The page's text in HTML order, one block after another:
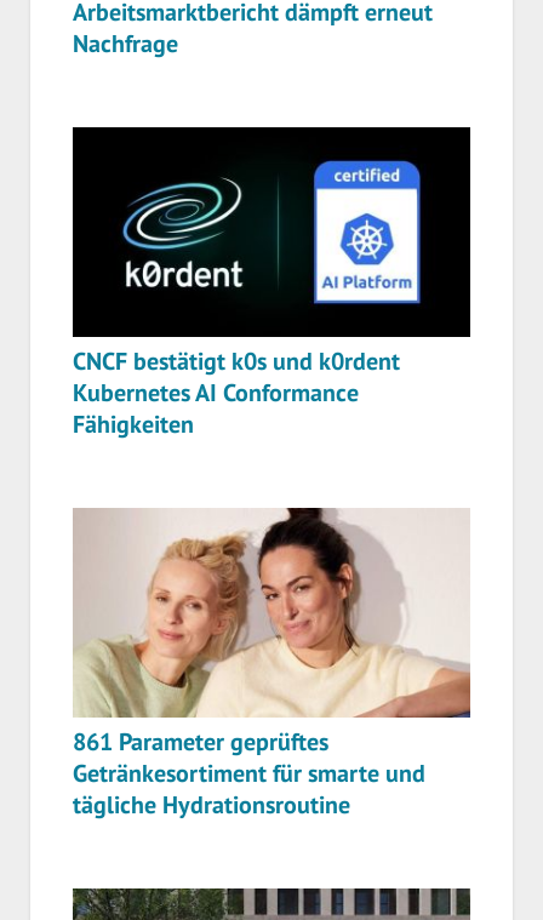
Arbeitsmarktbericht dämpft erneut
Nachfrage
CNCF bestätigt k0s und k0rdent
Kubernetes AI Conformance
Fähigkeiten
861 Parameter geprüftes
Getränkesortiment für smarte und
tägliche Hydrationsroutine